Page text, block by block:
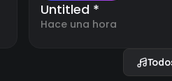
Untitled *
Hace una hora